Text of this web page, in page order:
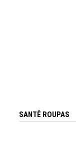
SANTÊ ROUPAS